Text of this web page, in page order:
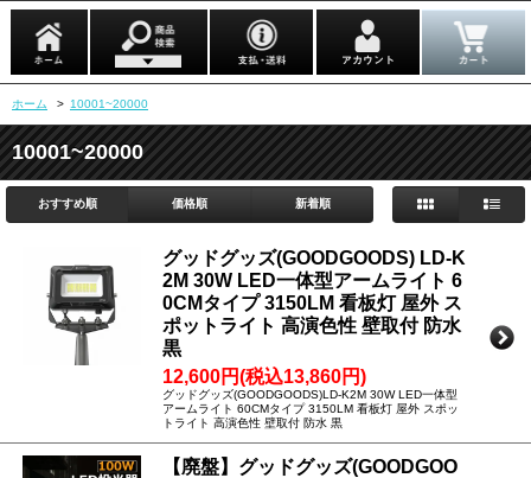
ホーム > 10001~20000
10001~20000
おすすめ順 価格順 新着順
グッドグッズ(GOODGOODS) LD-K
2M 30W LED一体型アームライト 6
0CMタイプ 3150LM 看板灯 屋外 ス
ポットライト 高演色性 壁取付 防水
黒
12,600円(税込13,860円)
グッドグッズ(GOODGOODS)LD-K2M 30W LED一体型
アームライト 60CMタイプ 3150LM 看板灯 屋外 スポッ
トライト 高演色性 壁取付 防水 黒
【廃盤】グッドグッズ(GOODGOO